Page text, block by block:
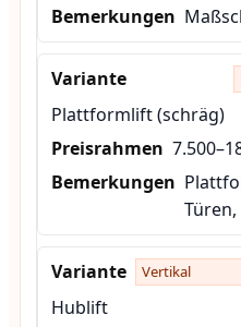
Plattformlift (schräg)
Vertikal
Hublift